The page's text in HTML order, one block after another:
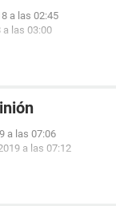
a las 02:45
a las 03:00
a las 07:06
a las 07:12